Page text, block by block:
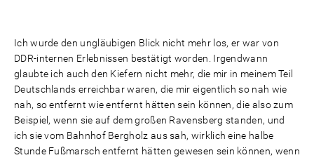
Ich wurde den ungläubigen Blick nicht mehr los, er war von
DDR-internen Erlebnissen bestätigt worden. Irgendwann
glaubte ich auch den Kiefern nicht mehr, die mir in meinem Teil
Deutschlands erreichbar waren, die mir eigentlich so nah wie
nah, so entfernt wie entfernt hätten sein können, die also zum
Beispiel, wenn sie auf dem großen Ravensberg standen, und
ich sie vom Bahnhof Bergholz aus sah, wirklich eine halbe
Stunde Fußmarsch entfernt hätten gewesen sein können, wenn